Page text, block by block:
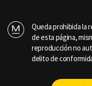
Queda prohibida la
de esta página,
reproducción no
delito de